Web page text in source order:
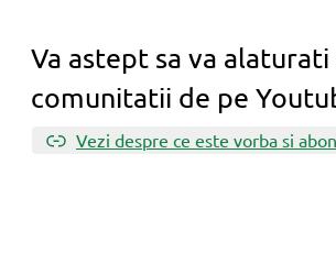
Va astept sa va alaturati
comunitatii de pe
Vezi despre ce este vorba si